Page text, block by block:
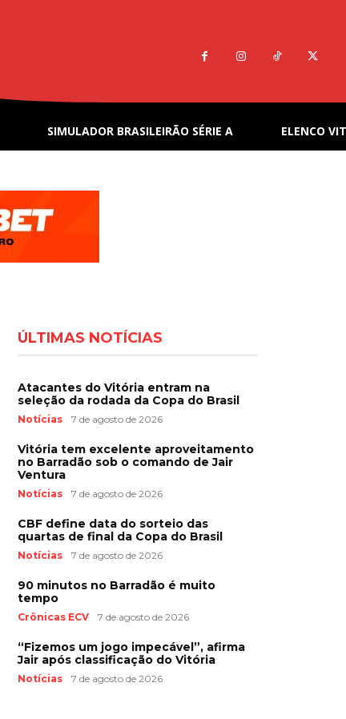
SIMULADOR BRASILEIRÃO SÉRIE A ELENCO
ÚLTIMAS NOTÍCIAS
Atacantes do Vitória entram na
seleção da rodada da Copa do Brasil
Notícias 7 de agosto de 2026
Vitória tem excelente aproveitamento
no Barradão sob o comando de Jair
Ventura
Notícias 7 de agosto de 2026
CBF define data do sorteio das
quartas de final da Copa do Brasil
Notícias 7 de agosto de 2026
90 minutos no Barradão é muito
tempo
Crônicas ECV 7 de agosto de 2026
“Fizemos um jogo impecável”, afirma
Jair após classificação do Vitória
Notícias 7 de agosto de 2026